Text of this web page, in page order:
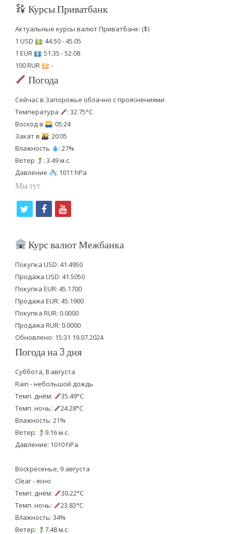
Курсы Приватбанк
Актуальные курсы валют Приватбанк: ($)
1 USD
: 44.50 - 45.05
1 EUR
: 51.35 - 52.08
100 RUR
: -
Погода
Сейчас в Запорожье облачно с прояснениями
Температура
: 32.75°C
Восход в
: 05:24
Закат в
: 20:05
Влажность
: 27%
Ветер
: 3.49 м.с.
Давление
: 1011 hPa
Мы тут
i
t
e
r
f
c
b
o
o
k
y
u
u
b
e
Курс валют Межбанка
Покупка USD: 41.4950
Продажа USD: 41.5050
Покупка EUR: 45.1700
Продажа EUR: 45.1900
Покупка RUR: 0.0000
Продажа RUR: 0.0000
Обновлено: 15:31 19.07.2024
Погода на 3 дня
Суббота, 8 августа
Rain - небольшой дождь
Темп. днём:
35.49°C
Темп. ночь:
24.28°C
Влажность: 21%
Ветер:
9.16 м.с.
Давление: 1010 hPa
Воскресенье, 9 августа
Clear - ясно
Темп. днём:
30.22°C
Темп. ночь:
23.83°C
Влажность: 34%
Ветер:
7.48 м.с.